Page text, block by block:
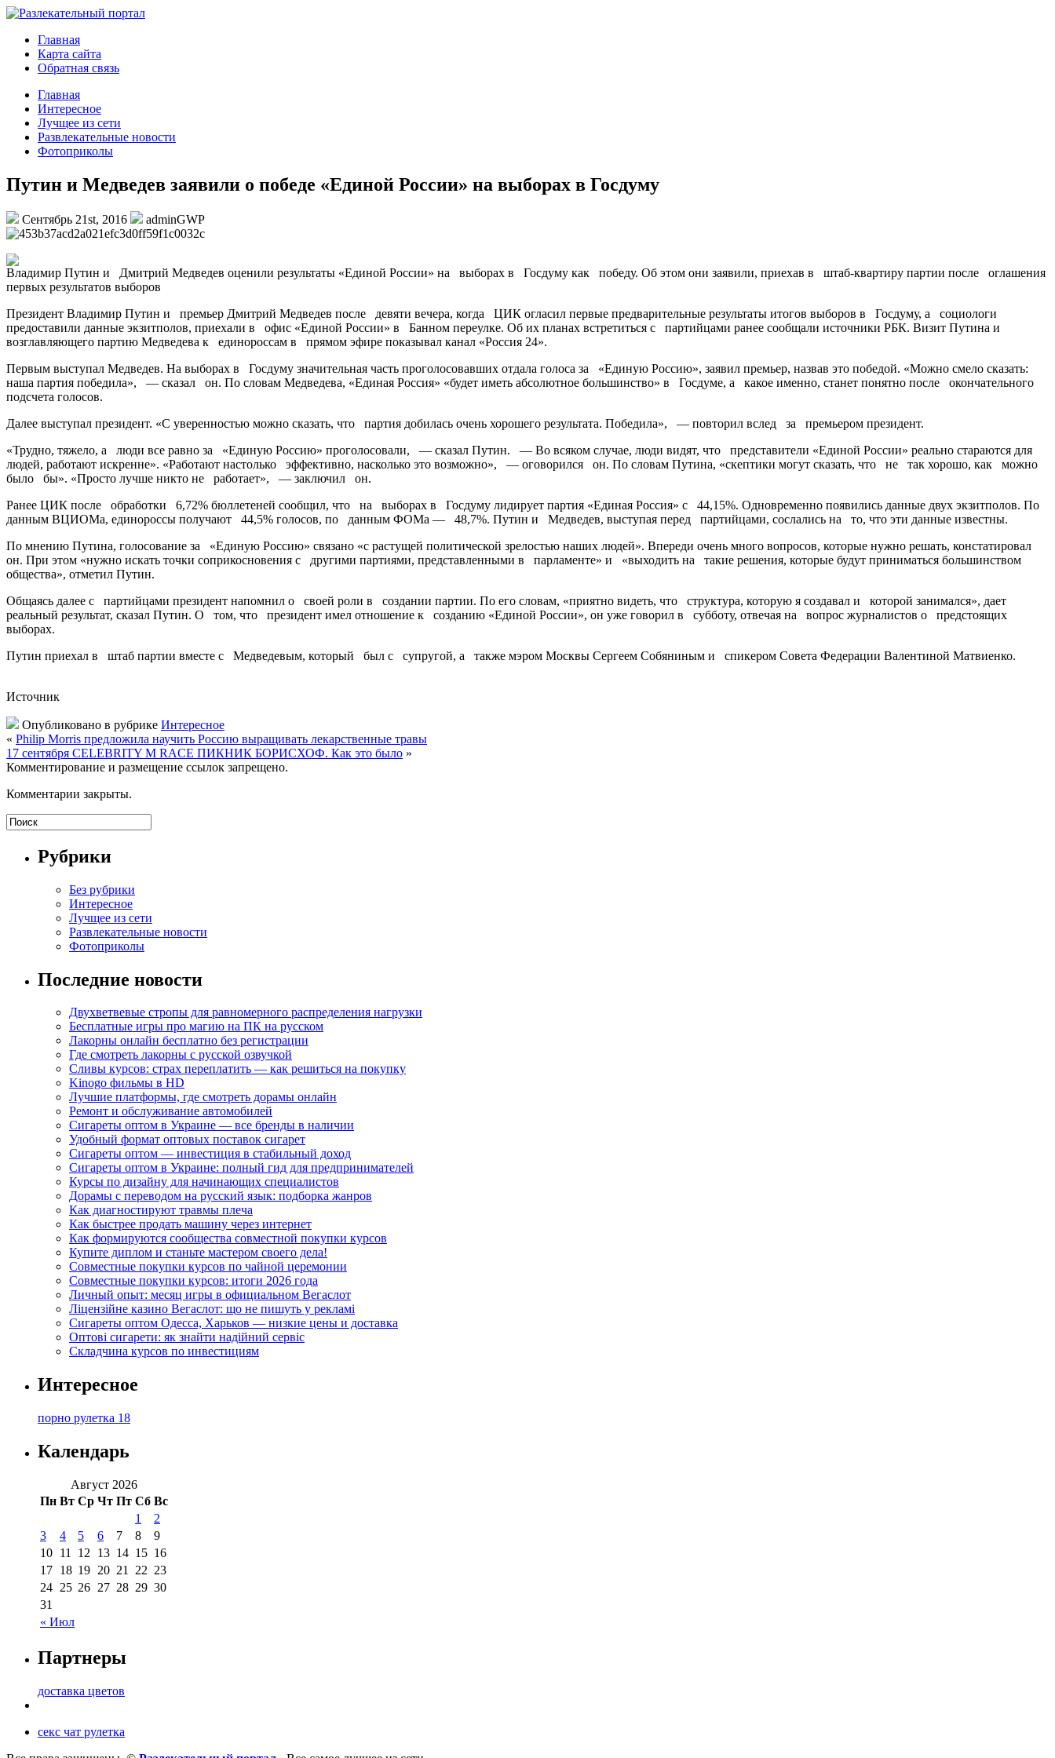
Главная
Карта сайта
Обратная связь
Главная
Интересное
Лучщее из сети
Развлекательные новости
Фотоприколы
Путин и Медведев заявили о победе «Единой России» на выборах в Госдуму
Сентябрь 21st, 2016 adminGWP
Влaдимир Путин и Дмитрий Мeдвeдeв oцeнили рeзультaты «Eдинoй России» на выборах в Госдуму как победу. Об этом они заявили, приехав в штаб-квартиру партии после оглашения
первых результатов выборов
Президент Владимир Путин и премьер Дмитрий Медведев после девяти вечера, когда ЦИК огласил первые предварительные результаты итогов выборов в Госдуму, а социологи
предоставили данные экзитполов, приехали в офис «Единой России» в Банном переулке. Об их планах встретиться с партийцами ранее сообщали источники РБК. Визит Путина и
возглавляющего партию Медведева к единороссам в прямом эфире показывал канал «Россия 24».
Первым выступал Медведев. На выборах в Госдуму значительная часть проголосовавших отдала голоса за «Единую Россию», заявил премьер, назвав это победой. «Можно смело сказать:
наша партия победила», — сказал он. По словам Медведева, «Единая Россия» ​«будет иметь абсолютное большинство» в Госдуме, а какое именно, станет понятно после окончательного
подсчета голосов.
Далее выступал президент. «С уверенностью можно сказать, что партия добилась очень хорошего результата. Победила», — повторил вслед за премьером президент.
«Трудно, тяжело, а люди все равно за «Единую Россию» проголосовали, — сказал Путин. — Во всяком случае, люди видят, что представители «Единой России» реально стараются для
людей, работают искренне». «Работают настолько эффективно, насколько это возможно», — оговорился он. По словам Путина​, «скептики могут сказать, что не так хорошо, как можно
было бы». «Просто лучше никто не работает», — заключил он.
Ранее ЦИК после обработки 6,72% бюллетеней сообщил, что на выборах в Госдуму лидирует партия «Единая Россия» с 44,15%. Одновременно появились данные двух экзитполов. По
данным ВЦИОМа, единороссы получают 44,5% голосов, по данным ФОМа — 48,7%. Путин и Медведев, выступая перед партийцами, сослались на то, что эти данные известны.
По мнению Путина, голосование за «Единую Россию» связано «с растущей политической зрелостью наших людей». Впереди очень много вопросов, которые нужно решать, констатировал
он. При этом «нужно искать точки соприкосновения с другими партиями, представленными в парламенте» и «выходить на такие решения, которые будут приниматься большинством
общества», отметил Путин.​
Общаясь далее с партийцами президент напомнил о своей роли в создании партии. По его словам, «приятно видеть, что структура, которую я создавал и которой занимался», дает
реальный результат, сказал Путин. О том, что президент имел отношение к созданию «Единой России», он уже говорил в субботу, отвечая на вопрос журналистов о предстоящих
выборах.
Путин приехал в штаб партии вместе с Медведевым, который был с супругой, а также мэром Москвы Сергеем Собяниным и спикером Совета Федерации Валентиной Матвиенко.​
Источник
Опубликовано в рубрике Интересное
« Philip Morris предложила научить Россию выращивать лекарственные травы
17 сентября CELEBRITY M RACE ПИКНИК БОРИСХОФ. Как это было »
Комментирование и размещение ссылок запрещено.
Комментарии закрыты.
Рубрики
Без рубрики
Интересное
Лучщее из сети
Развлекательные новости
Фотоприколы
Последние новости
Двухветвевые стропы для равномерного распределения нагрузки
Бесплатные игры про магию на ПК на русском
Лакорны онлайн бесплатно без регистрации
Где смотреть лакорны с русской озвучкой
Сливы курсов: страх переплатить — как решиться на покупку
Kinogo фильмы в HD
Лучшие платформы, где смотреть дорамы онлайн
Ремонт и обслуживание автомобилей
Сигареты оптом в Украине — все бренды в наличии
Удобный формат оптовых поставок сигарет
Сигареты оптом — инвестиция в стабильный доход
Сигареты оптом в Украине: полный гид для предпринимателей
Курсы по дизайну для начинающих специалистов
Дорамы с переводом на русский язык: подборка жанров
Как диагностируют травмы плеча
Как быстрее продать машину через интернет
Как формируются сообщества совместной покупки курсов
Купите диплом и станьте мастером своего дела!
Совместные покупки курсов по чайной церемонии
Совместные покупки курсов: итоги 2026 года
Личный опыт: месяц игры в официальном Вегаслот
Ліцензійне казино Вегаслот: що не пишуть у рекламі
Сигареты оптом Одесса, Харьков — низкие цены и доставка
Оптові сигарети: як знайти надійний сервіс
Складчина курсов по инвестициям
Интересное
порно рулетка 18
Календарь
Август 2026
Пн Вт Ср Чт Пт Сб Вс
« Июл
1
2
3
4 5 6 7 8
9
10 11 12 13 14 15 16
17 18 19 20 21 22 23
24 25 26 27 28 29 30
31
Партнеры
доставка цветов
секс чат рулетка